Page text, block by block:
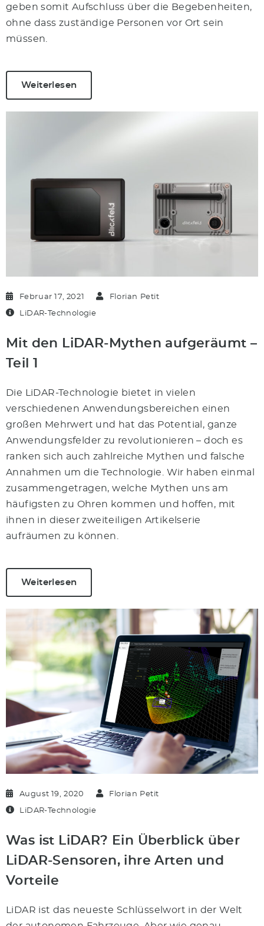
geben somit Aufschluss über die Begebenheiten,
ohne dass zuständige Personen vor Ort sein
müssen.
Weiterlesen
Februar 17, 2021 Florian Petit
LiDAR-Technologie
Mit den LiDAR-Mythen aufgeräumt –
Teil 1
Die LiDAR-Technologie bietet in vielen
verschiedenen Anwendungsbereichen einen
großen Mehrwert und hat das Potential, ganze
Anwendungsfelder zu revolutionieren – doch es
ranken sich auch zahlreiche Mythen und falsche
Annahmen um die Technologie. Wir haben einmal
zusammengetragen, welche Mythen uns am
häufigsten zu Ohren kommen und hoffen, mit
ihnen in dieser zweiteiligen Artikelserie
aufräumen zu können.
Weiterlesen
August 19, 2020 Florian Petit
LiDAR-Technologie
Was ist LiDAR? Ein Überblick über
LiDAR-Sensoren, ihre Arten und
Vorteile
LiDAR ist das neueste Schlüsselwort in der Welt